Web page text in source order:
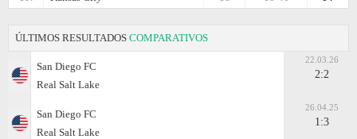
ÚLTIMOS RESULTADOS COMPARATIVOS
San Diego FC
Real Salt Lake
22.03.26
2:2
San Diego FC
Real Salt Lake
26.04.25
1:3